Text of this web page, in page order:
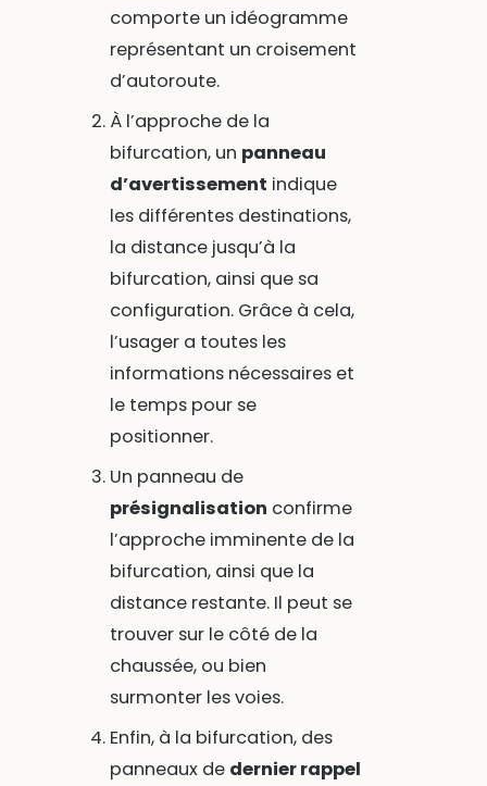
comporte un idéogramme
représentant un croisement
d’autoroute.
À l’approche de la
bifurcation, un panneau
d’avertissement indique
les différentes destinations,
la distance jusqu’à la
bifurcation, ainsi que sa
configuration. Grâce à cela,
l’usager a toutes les
informations nécessaires et
le temps pour se
positionner.
Un panneau de
présignalisation confirme
l’approche imminente de la
bifurcation, ainsi que la
distance restante. Il peut se
trouver sur le côté de la
chaussée, ou bien
surmonter les voies.
Enfin, à la bifurcation, des
panneaux de dernier rappel